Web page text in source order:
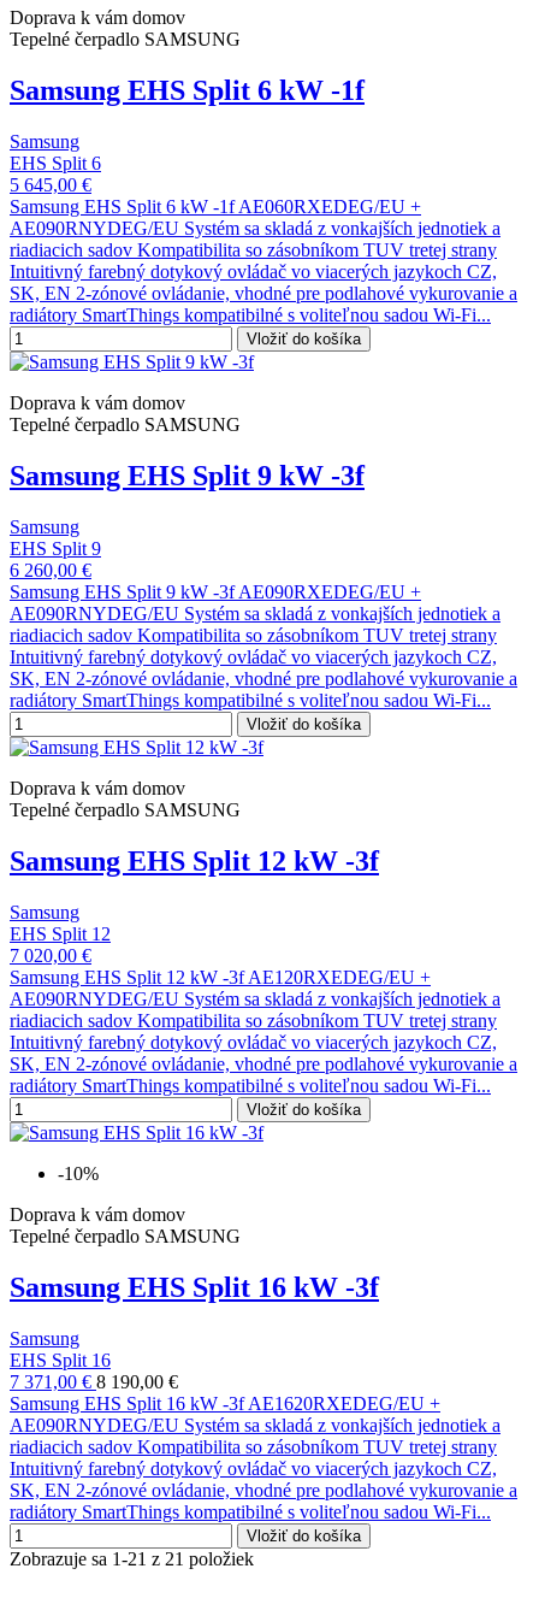
Doprava k vám domov
Tepelné čerpadlo SAMSUNG
Samsung EHS Split 6 kW -1f
Samsung
EHS Split 6
5 645,00 €
Samsung EHS Split 6 kW -1f AE060RXEDEG/EU +
AE090RNYDEG/EU Systém sa skladá z vonkajších jednotiek a
riadiacich sadov Kompatibilita so zásobníkom TUV tretej strany
Intuitivný farebný dotykový ovládač vo viacerých jazykoch CZ,
SK, EN 2-zónové ovládanie, vhodné pre podlahové vykurovanie a
radiátory SmartThings kompatibilné s voliteľnou sadou Wi-Fi...
Vložiť do košíka
Doprava k vám domov
Tepelné čerpadlo SAMSUNG
Samsung EHS Split 9 kW -3f
Samsung
EHS Split 9
6 260,00 €
Samsung EHS Split 9 kW -3f AE090RXEDEG/EU +
AE090RNYDEG/EU Systém sa skladá z vonkajších jednotiek a
riadiacich sadov Kompatibilita so zásobníkom TUV tretej strany
Intuitivný farebný dotykový ovládač vo viacerých jazykoch CZ,
SK, EN 2-zónové ovládanie, vhodné pre podlahové vykurovanie a
radiátory SmartThings kompatibilné s voliteľnou sadou Wi-Fi...
Vložiť do košíka
Doprava k vám domov
Tepelné čerpadlo SAMSUNG
Samsung EHS Split 12 kW -3f
Samsung
EHS Split 12
7 020,00 €
Samsung EHS Split 12 kW -3f AE120RXEDEG/EU +
AE090RNYDEG/EU Systém sa skladá z vonkajších jednotiek a
riadiacich sadov Kompatibilita so zásobníkom TUV tretej strany
Intuitivný farebný dotykový ovládač vo viacerých jazykoch CZ,
SK, EN 2-zónové ovládanie, vhodné pre podlahové vykurovanie a
radiátory SmartThings kompatibilné s voliteľnou sadou Wi-Fi...
Vložiť do košíka
-10%
Doprava k vám domov
Tepelné čerpadlo SAMSUNG
Samsung EHS Split 16 kW -3f
Samsung
EHS Split 16
7 371,00 € 8 190,00 €
Samsung EHS Split 16 kW -3f AE1620RXEDEG/EU +
AE090RNYDEG/EU Systém sa skladá z vonkajších jednotiek a
riadiacich sadov Kompatibilita so zásobníkom TUV tretej strany
Intuitivný farebný dotykový ovládač vo viacerých jazykoch CZ,
SK, EN 2-zónové ovládanie, vhodné pre podlahové vykurovanie a
radiátory SmartThings kompatibilné s voliteľnou sadou Wi-Fi...
Vložiť do košíka
Zobrazuje sa 1-21 z 21 položiek